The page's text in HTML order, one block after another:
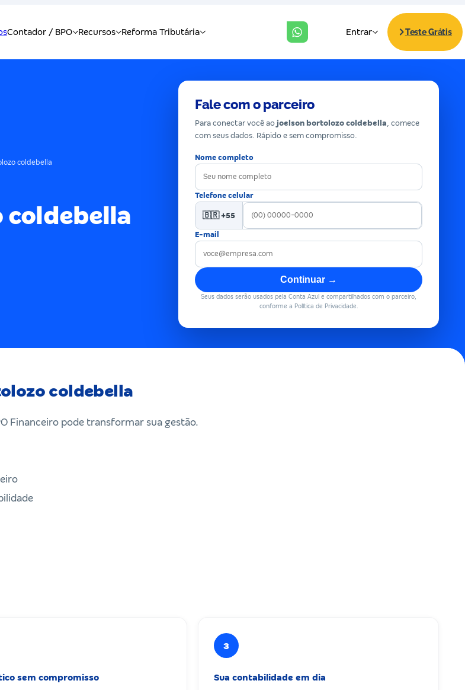
coldebella
coldebella
Fale com o parceiro
Para conectar você ao joelson bortolozo coldebella, comece
com seus dados. Rápido e sem compromisso.
Nome completo
Telefone celular
🇧🇷 +55
E-mail
Continuar →
Seus dados serão usados pela Conta Azul e compartilhados com o parceiro,
conforme a Política de Privacidade.
coldebella
Financeiro pode transformar sua gestão.
sem compromisso
3
Sua contabilidade em dia